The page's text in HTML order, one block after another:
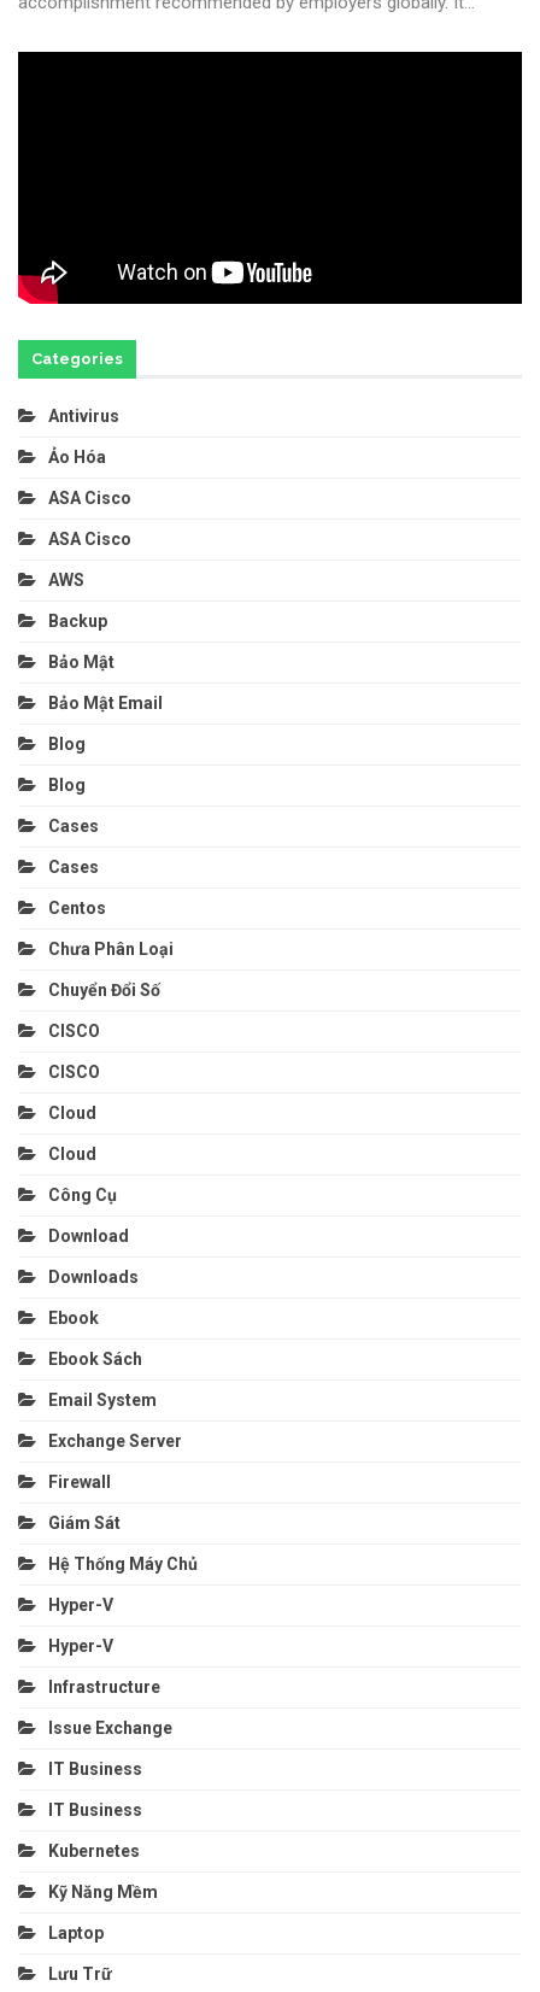
Categories
Antivirus
Ảo Hóa
ASA Cisco
ASA Cisco
AWS
Backup
Bảo Mật
Bảo Mật Email
Blog
Blog
Cases
Cases
Centos
Chưa Phân Loại
Chuyển Đổi Số
CISCO
CISCO
Cloud
Cloud
Công Cụ
Download
Downloads
Ebook
Ebook Sách
Email System
Exchange Server
Firewall
Giám Sát
Hệ Thống Máy Chủ
Hyper-V
Hyper-V
Infrastructure
Issue Exchange
IT Business
IT Business
Kubernetes
Kỹ Năng Mềm
Laptop
Lưu Trữ